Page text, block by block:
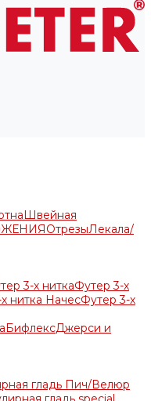
Швейная
ОтрезыЛекала/
3-х ниткаФутер 3-х
нитка НачесФутер 3-х
БифлексДжерси и
гладь Пич/Велюр